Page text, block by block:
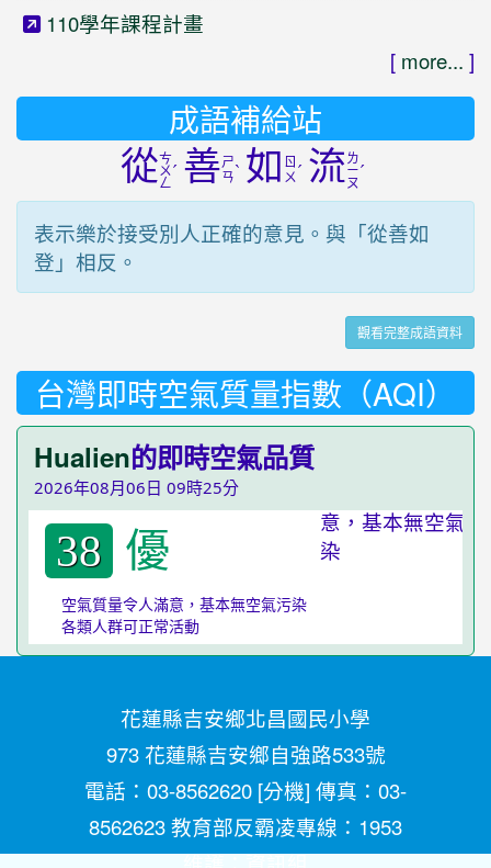
110學年課程計畫
[ more... ]
成語補給站
從ㄘ
ㄨ
ㄥ
ˊ 善ㄕ
ㄢˋ 如 ㄖ
ㄨˊ 流 ㄌ
ㄧ
ㄡ
ˊ
表示樂於接受別人正確的意見。與「從善如
登」相反。
觀看完整成語資料
台灣即時空氣質量指數（AQI）
Hualien的即時空氣品質
2026年08月06日 09時25分
38 優
空氣質量令人滿意，基本無空氣污染
各類人群可正常活動
花蓮縣吉安鄉北昌國民小學
973 花蓮縣吉安鄉自強路533號
電話：03-8562620 [分機] 傳真：03-
8562623 教育部反霸凌專線：1953